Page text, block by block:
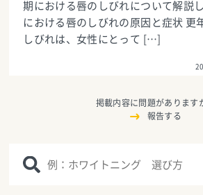
期における唇のしびれについて解説
における唇のしびれの原因と症状 更
しびれは、女性にとって […]
掲載内容に問題があります
報告する